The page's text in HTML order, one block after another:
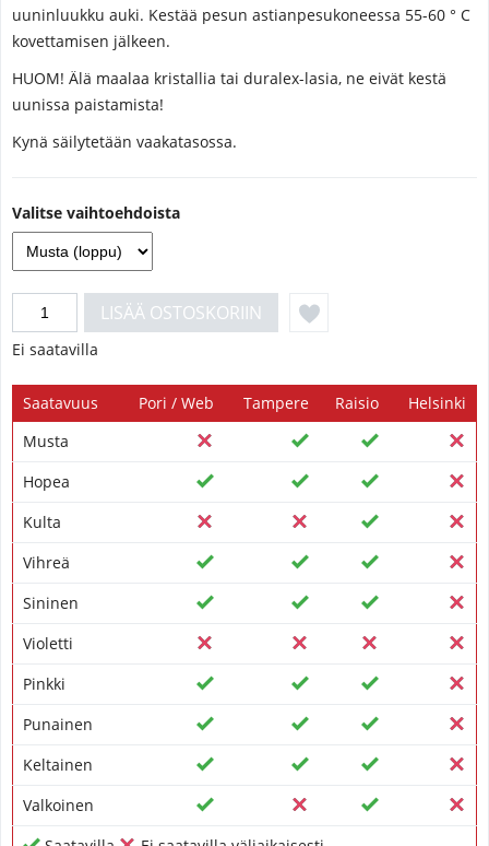
uuninluukku auki. Kestää pesun astianpesukoneessa 55-60 ° C
kovettamisen jälkeen.
HUOM! Älä maalaa kristallia tai duralex-lasia, ne eivät kestä
uunissa paistamista!
Kynä säilytetään vaakatasossa.
Valitse vaihtoehdoista
Ei saatavilla
Saatavuus Pori / Web Tampere Raisio
Helsinki
Musta
Hopea
Kulta
Vihreä
Sininen
Violetti
Pinkki
Punainen
Keltainen
Valkoinen